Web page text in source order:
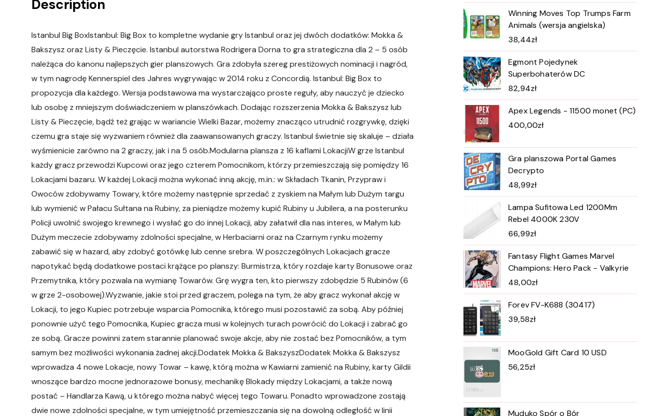
Description
Istanbul Big BoxIstanbul: Big Box to kompletne wydanie gry Istanbul oraz jej dwóch dodatków: Mokka &
Bakszysz oraz Listy & Pieczęcie. Istanbul autorstwa Rodrigera Dorna to gra strategiczna dla 2 – 5 osób
należąca do kanonu najlepszych gier planszowych. Gra zdobyła szereg prestiżowych nominacji i nagród,
w tym nagrodę Kennerspiel des Jahres wygrywając w 2014 roku z Concordią. Istanbul: Big Box to
propozycja dla każdego. Wersja podstawowa ma wystarczająco proste reguły, aby nauczyć je dziecko
lub osobę z mniejszym doświadczeniem w planszówkach. Dodając rozszerzenia Mokka & Bakszysz lub
Listy & Pieczęcie, bądź też grając w wariancie Wielki Bazar, możemy znacząco utrudnić rozgrywkę, dzięki
czemu gra staje się wyzwaniem również dla zaawansowanych graczy. Istanbul świetnie się skaluje – działa
wyśmienicie zarówno na 2 graczy, jak i na 5 osób.Modularna plansza z 16 kaflami LokacjiW grze Istanbul
każdy gracz przewodzi Kupcowi oraz jego czterem Pomocnikom, którzy przemieszczają się pomiędzy 16
Lokacjami bazaru. W każdej Lokacji można wykonać inną akcję, m.in.: w Składach Tkanin, Przypraw i
Owoców zdobywamy Towary, które możemy następnie sprzedać z zyskiem na Małym lub Dużym targu
lub wymienić w Pałacu Sułtana na Rubiny, za pieniądze możemy kupić Rubiny u Jubilera, a na posterunku
Policji uwolnić swojego krewnego i wysłać go do innej Lokacji, aby załatwił dla nas interes, w Małym lub
Dużym meczecie zdobywamy zdolności specjalne, w Herbaciarni oraz na Czarnym rynku możemy
zabawić się w hazard, aby zdobyć gotówkę lub cenne srebra. W poszczególnych Lokacjach gracze
napotykać będą dodatkowe postaci krążące po planszy: Burmistrza, który rozdaje karty Bonusowe oraz
Przemytnika, który pozwala na wymianę Towarów. Grę wygra ten, kto pierwszy zdobędzie 5 Rubinów (6
w grze 2-osobowej).Wyzwanie, jakie stoi przed graczem, polega na tym, że aby gracz wykonał akcję w
Lokacji, to jego Kupiec potrzebuje wsparcia Pomocnika, którego musi pozostawić za sobą. Aby później
ponownie użyć tego Pomocnika, Kupiec gracza musi w kolejnych turach powrócić do Lokacji i zabrać go
ze sobą. Gracze powinni zatem starannie planować swoje akcje, aby nie zostać bez Pomocników, a tym
samym bez możliwości wykonania żadnej akcji.Dodatek Mokka & BakszyszDodatek Mokka & Bakszysz
wprowadza 4 nowe Lokacje, nowy Towar – kawę, którą można w Kawiarni zamienić na Rubiny, karty Gildii
wnoszące bardzo mocne jednorazowe bonusy, mechanikę Blokady między Lokacjami, a także nową
postać – Handlarza Kawą, u którego można nabyć więcej tego Towaru. Ponadto wprowadzone zostają
dwie nowe zdolności specjalne, w tym umiejętność przemieszczania się na dowolną odległość w linii
Winning Moves Top Trumps Farm
Animals (wersja angielska)
38,44zł
Egmont Pojedynek
Superbohaterów DC
82,94zł
Apex Legends - 11500 monet (PC)
400,00zł
Gra planszowa Portal Games
Decrypto
48,99zł
Lampa Sufitowa Led 1200Mm
Rebel 4000K 230V
66,99zł
Fantasy Flight Games Marvel
Champions: Hero Pack - Valkyrie
48,00zł
Forev FV-K688 (30417)
39,58zł
MooGold Gift Card 10 USD
56,25zł
Muduko Spór o Bór